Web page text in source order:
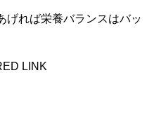
げれば栄養バランスはバッ
LINK